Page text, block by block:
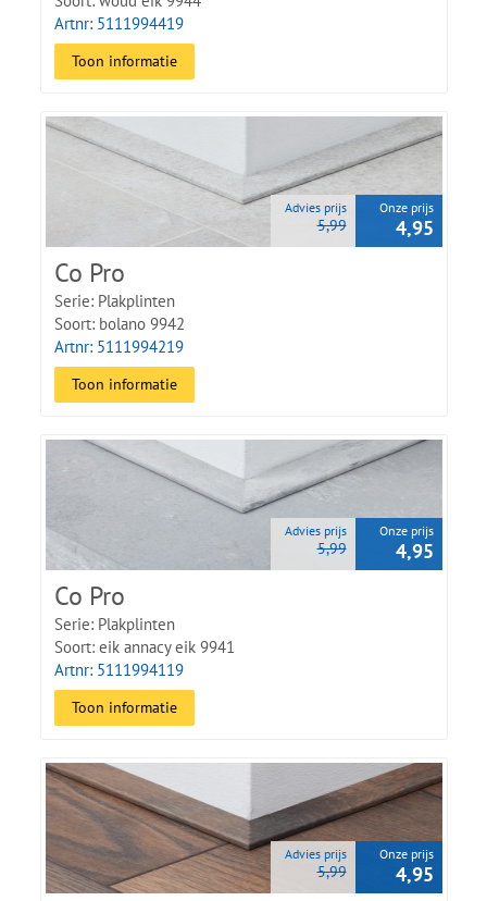
Artnr: 5111994419
Toon informatie
Advies prijs
5,99
Onze prijs
4,95
Co Pro
Serie: Plakplinten
Soort: bolano 9942
Artnr: 5111994219
Toon informatie
Advies prijs
5,99
Onze prijs
4,95
Co Pro
Serie: Plakplinten
Soort: eik annacy eik 9941
Artnr: 5111994119
Toon informatie
Advies prijs
5,99
Onze prijs
4,95